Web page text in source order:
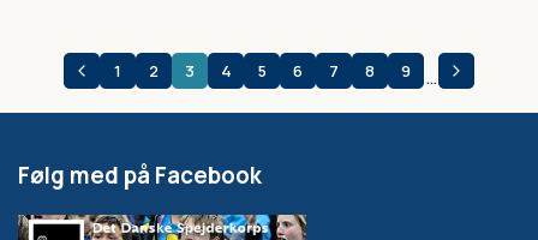
SIDEINDDELING
1 2 3 4 5 6 7 8 9 …
Følg med på Facebook